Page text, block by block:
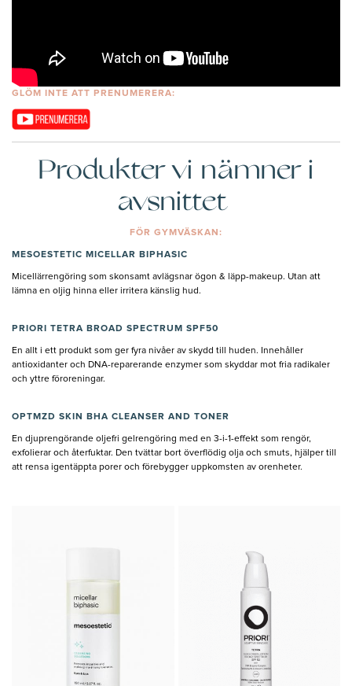
GLÖM INTE ATT PRENUMERERA:
Produkter vi nämner i
avsnittet
FÖR GYMVÄSKAN:
MESOESTETIC MICELLAR BIPHASIC
Micellärrengöring som skonsamt avlägsnar ögon & läpp-makeup. Utan att
lämna en oljig hinna eller irritera känslig hud.
PRIORI TETRA BROAD SPECTRUM SPF50
En allt i ett produkt som ger fyra nivåer av skydd till huden. Innehåller
antioxidanter och DNA-reparerande enzymer som skyddar mot fria radikaler
och yttre föroreningar.
OPTMZD SKIN BHA CLEANSER AND TONER
En djuprengörande oljefri gelrengöring med en 3-i-1-effekt som rengör,
exfolierar och återfuktar. Den tvättar bort överflödig olja och smuts, hjälper till
att rensa igentäppta porer och förebygger uppkomsten av orenheter.